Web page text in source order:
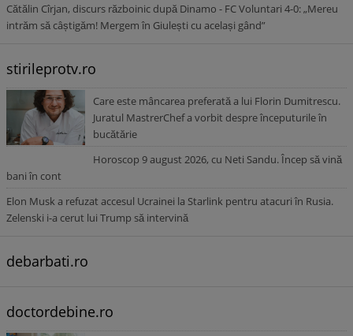
Cătălin Cîrjan, discurs războinic după Dinamo - FC Voluntari 4-0: „Mereu
intrăm să câștigăm! Mergem în Giulești cu același gând”
stirileprotv.ro
Care este mâncarea preferată a lui Florin Dumitrescu.
Juratul MastrerChef a vorbit despre începuturile în
bucătărie
Horoscop 9 august 2026, cu Neti Sandu. Încep să vină
bani în cont
Elon Musk a refuzat accesul Ucrainei la Starlink pentru atacuri în Rusia.
Zelenski i-a cerut lui Trump să intervină
debarbati.ro
doctordebine.ro